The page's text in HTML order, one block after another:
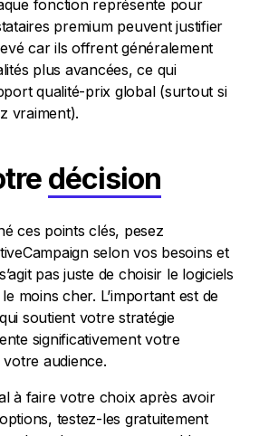
fonction représente pour
premium peuvent justifier
car ils offrent généralement
plus avancées, ce qui
qualité-prix global (surtout si
vraiment).
décision
ces points clés, pesez
selon vos besoins et
pas juste de choisir le logiciels
moins cher. L’important est de
soutient votre stratégie
significativement votre
audience.
à faire votre choix après avoir
testez-les gratuitement